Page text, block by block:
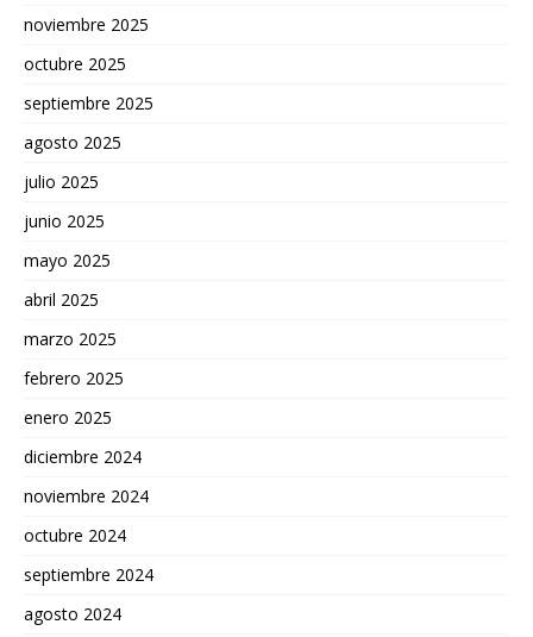
noviembre 2025
octubre 2025
septiembre 2025
agosto 2025
julio 2025
junio 2025
mayo 2025
abril 2025
marzo 2025
febrero 2025
enero 2025
diciembre 2024
noviembre 2024
octubre 2024
septiembre 2024
agosto 2024